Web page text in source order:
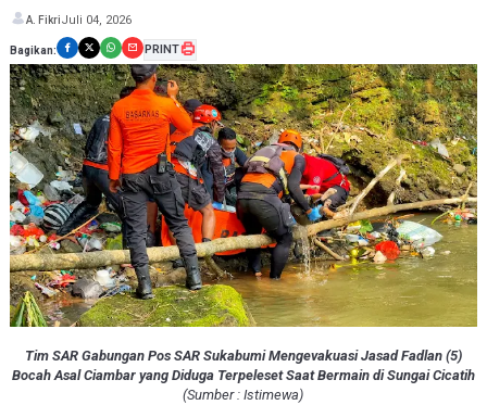
A. FikriJuli 04, 2026
Bagikan: PRINT
Tim SAR Gabungan Pos SAR Sukabumi Mengevakuasi Jasad Fadlan (5)
Bocah Asal Ciambar yang Diduga Terpeleset Saat Bermain di Sungai Cicatih
(Sumber : Istimewa)